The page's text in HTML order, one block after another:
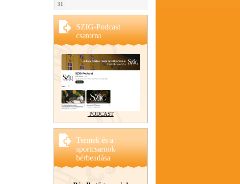
31
SZIG-Podcast
csatorna
PODCAST
Termek és a
sportcsarnok
bérbeadása